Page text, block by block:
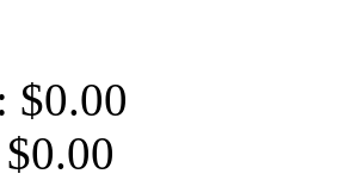
$0.00
$0.00